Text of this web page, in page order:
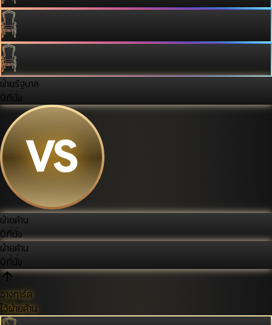
ฝ่ายรัฐบาล
0ที่นั่ง
ฝ่ายค้าน
0ที่นั่ง
ฝ่ายค้าน
0ที่นั่ง
วางการ์ด
ไว้ฝ่ายค้าน